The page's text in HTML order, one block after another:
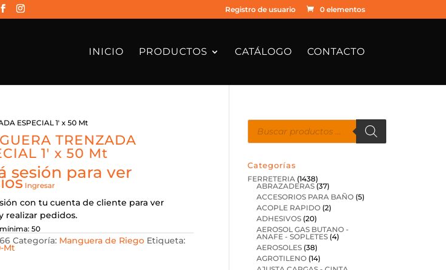
Registro de usuario 0 elementos
INICIO PRODUCTOS CATÁLOGO CONTACTO
ESPECIAL 1′ x 50 Mt
TRENZADA
1′ x 50 Mt
sesión para ver
Ingresar
con tu cuenta de cliente para ver
realizar pedidos.
50
Categoría: Manguera de Riego Etiqueta:
Mt
Búsqueda
productos
Categorías
FERRETERIA (1438)
ABRAZADERAS (37)
ACCESORIOS PARA BAÑO (5)
ACOPLE RAPIDO (2)
ADHESIVOS (20)
AEROSOL GAS BUTANO -
ANAFE - SOPLETES (4)
AEROSOLES (38)
AGROTILENO (14)